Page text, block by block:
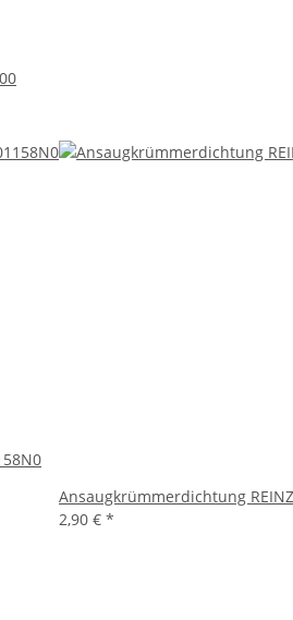
Ansaugkrümmerdichtung
2,90 € *